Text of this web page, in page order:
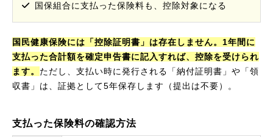
国保組合に支払った保険料も、控除対象になる
国民健康保険には「控除証明書」は存在しません。1年間に
支払った合計額を確定申告書に記入すれば、控除を受けられ
ます。 ただし、支払い時に発行される「納付証明書」や「領
収書」は、証拠として5年保存します（提出は不要）。
支払った保険料の確認方法